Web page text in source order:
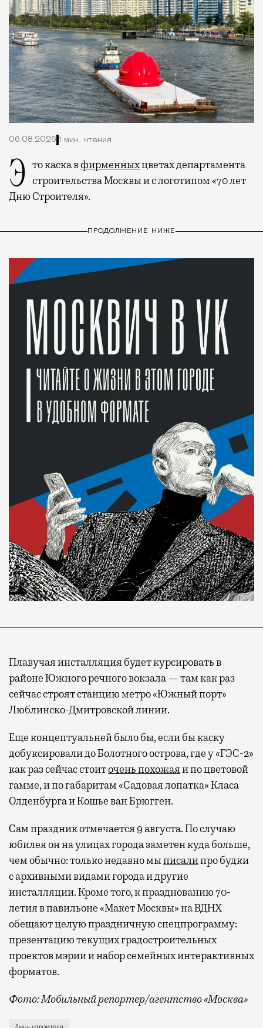
06.08.2026 1 мин. чтения
Это каска вфирменныхцветах департамента
строительства Москвы и с логотипом «70 лет
Дню Строителя».
ПРОДОЛЖЕНИЕ НИЖЕ
Плавучая инсталляция будет курсировать в
районе Южного речного вокзала — там как раз
сейчас строят станцию метро «Южный порт»
Люблинско-Дмитровской линии.
Еще концептуальней было бы, если бы каску
добуксировали до Болотного острова, где у «ГЭС-2»
как раз сейчас стоиточень похожаяи по цветовой
гамме, и по габаритам «Садовая лопатка» Класа
Олденбурга и Кошье ван Брюгген.
Сам праздник отмечается 9 августа. По случаю
юбилея он на улицах города заметен куда больше,
чем обычно: только недавно мыписалипро будки
с архивными видами города и другие
инсталляции. Кроме того, к празднованию 70-
летия в павильоне «Макет Москвы» на ВДНХ
обещают целую праздничную спецпрограмму:
презентацию текущих градостроительных
проектов мэрии и набор семейных интерактивных
форматов.
Фото: Мобильный репортер/агентство «Москва»